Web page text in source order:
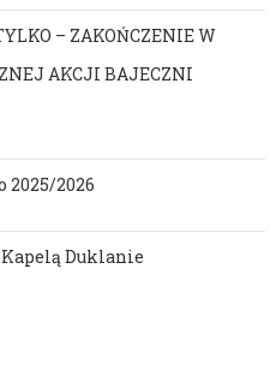
– ZAKOŃCZENIE W
AKCJI BAJECZNI
2025/2026
Duklanie